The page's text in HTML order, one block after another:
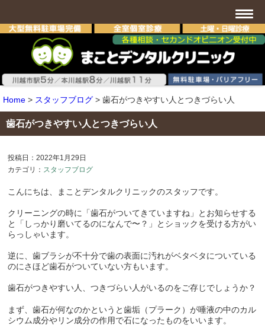
Home > スタッフブログ > 歯石がつきやすい人とつきづらい人
歯石がつきやすい人とつきづらい人
投稿日：2022年1月29日
カテゴリ： スタッフブログ
こんにちは、まことデンタルクリニックのスタッフです。
クリーニングの時に「歯石がついてきていますね」とお知らせする
と「しっかり磨いてるのになんで〜？」とショックを受ける方がい
らっしゃいます。
逆に、歯ブラシが不十分で歯の表面に汚れがベタベタについている
のにさほど歯石がついていない方もいます。
歯石がつきやすい人、つきづらい人がいるのをご存じでしょうか？
まず、歯石が何なのかというと歯垢（プラーク）が唾液の中のカル
シウム成分やリン成分の作用で石になったものをいいます。